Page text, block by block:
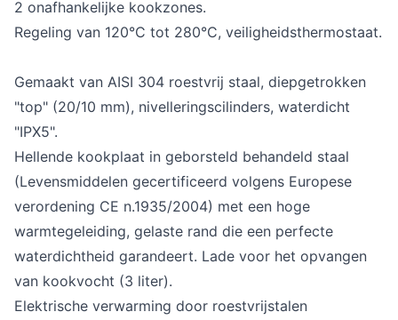
2 onafhankelijke kookzones.
Regeling van 120°C tot 280°C, veiligheidsthermostaat.
Gemaakt van AISI 304 roestvrij staal, diepgetrokken
"top" (20/10 mm), nivelleringscilinders, waterdicht
"IPX5".
Hellende kookplaat in geborsteld behandeld staal
(Levensmiddelen gecertificeerd volgens Europese
verordening CE n.1935/2004) met een hoge
warmtegeleiding, gelaste rand die een perfecte
waterdichtheid garandeert. Lade voor het opvangen
van kookvocht (3 liter).
Elektrische verwarming door roestvrijstalen